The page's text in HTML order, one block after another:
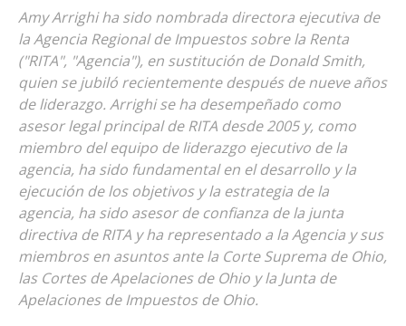
Amy Arrighi ha sido nombrada directora ejecutiva de
la Agencia Regional de Impuestos sobre la Renta
("RITA", "Agencia"), en sustitución de Donald Smith,
quien se jubiló recientemente después de nueve años
de liderazgo. Arrighi se ha desempeñado como
asesor legal principal de RITA desde 2005 y, como
miembro del equipo de liderazgo ejecutivo de la
agencia, ha sido fundamental en el desarrollo y la
ejecución de los objetivos y la estrategia de la
agencia, ha sido asesor de confianza de la junta
directiva de RITA y ha representado a la Agencia y sus
miembros en asuntos ante la Corte Suprema de Ohio,
las Cortes de Apelaciones de Ohio y la Junta de
Apelaciones de Impuestos de Ohio.